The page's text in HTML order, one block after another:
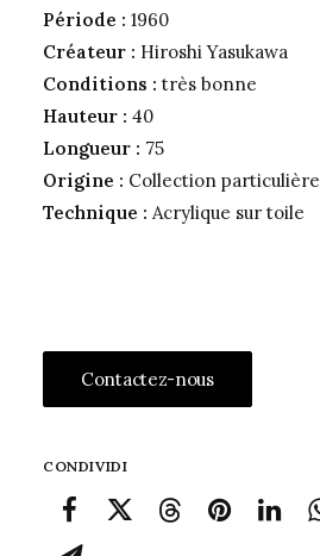
Période : 1960
Créateur : Hiroshi Yasukawa
Conditions : très bonne
Hauteur : 40
Longueur : 75
Origine : Collection particulière
Technique : Acrylique sur toile
Contactez-nous
CONDIVIDI